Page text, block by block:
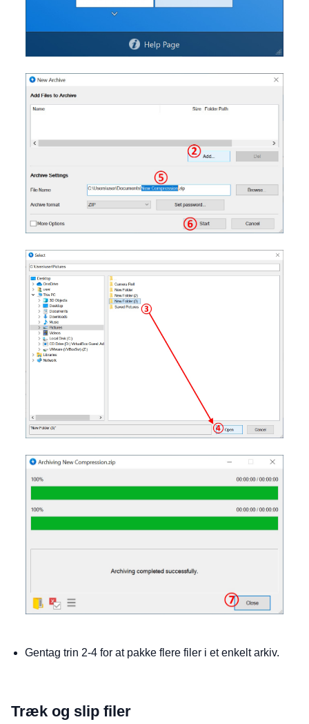
Gentag trin 2-4 for at pakke flere filer i et enkelt arkiv.
Træk og slip filer